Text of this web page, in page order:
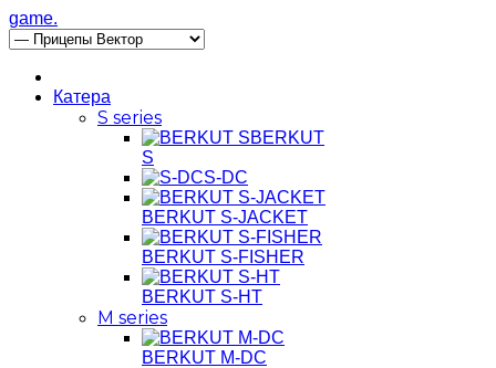
game.
Катера
S series
BERKUT
S
S-DC
BERKUT S-JACKET
BERKUT S-FISHER
BERKUT S-HT
M series
BERKUT M-DC